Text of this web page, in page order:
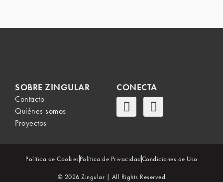
SOBRE ZINGULAR
Contacto
Quiénes somos
Proyectos
CONECTA
© 2026 Zingular | All Rights Reserved
Política de CookiesPolítica de PrivacidadCondiciones de Uso